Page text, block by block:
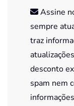
Assine
sempre
traz
desconto
spam nem